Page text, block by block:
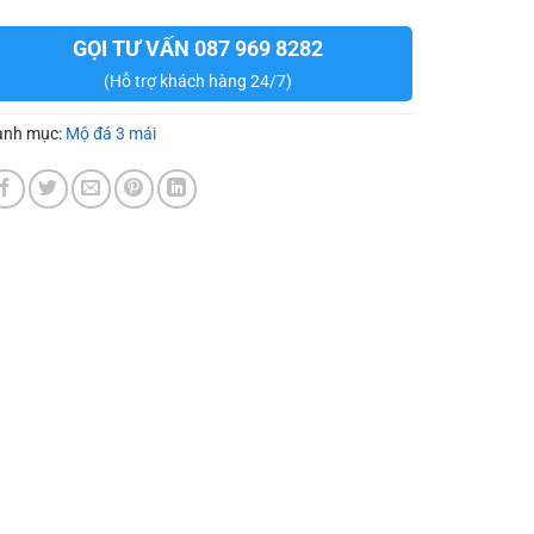
GỌI TƯ VẤN 087 969 8282
(Hỗ trợ khách hàng 24/7)
mục: Mộ đá 3 mái